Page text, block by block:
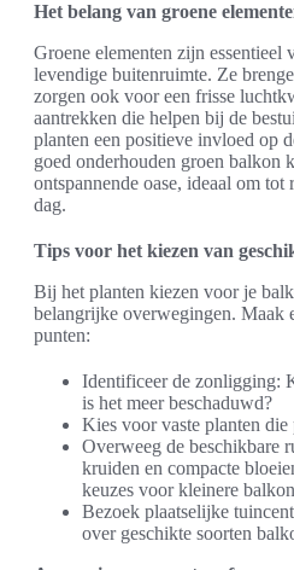
Het belang van groene
Groene elementen zijn essentieel
levendige buitenruimte. Ze
zorgen ook voor een frisse
aantrekken die helpen bij de
planten een positieve invloed op
goed onderhouden groen balkon
ontspannende oase, ideaal om
dag.
Tips voor het kiezen van
Bij het planten kiezen voor je
belangrijke overwegingen. Maak
punten:
Identificeer de zonligging:
is het meer beschaduwd?
Kies voor vaste planten
Overweeg de beschikbare
kruiden en compacte
keuzes voor kleinere
Bezoek plaatselijke
over geschikte soorten